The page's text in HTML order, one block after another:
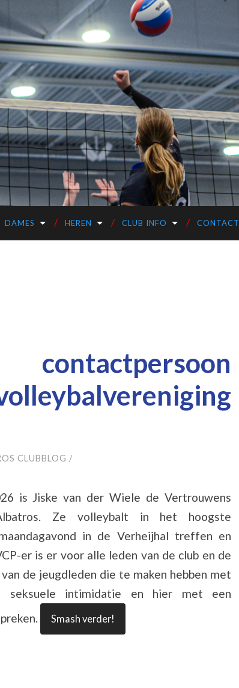
DAMES HEREN CLUB INFO CONTACT
contactpersoon
CLUBBLOG /
is Jiske van der Wiele de Vertrouwens
Albatros. Ze volleybalt in het hoogste
in de Verheijhal treffen en
er is er voor alle leden van de club en de
de jeugdleden die te maken hebben met
intimidatie en hier met een
Smash verder!